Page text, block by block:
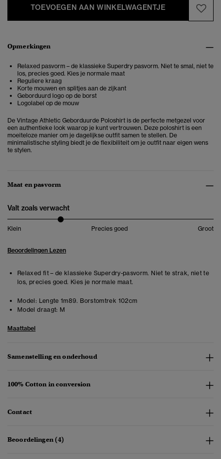
TOEVOEGEN AAN WINKELWAGENTJE
Opmerkingen
Relaxed pasvorm – de klassieke Superdry pasvorm. Niet te smal, niet te
los, precies goed. Kies je normale maat
Reguliere kraag
Korte mouwen en splitjes aan de zijkant
Geborduurd logo op de borst
Logolabel op de mouw
De Vintage Athletic Geborduurde Poloshirt is de perfecte metgezel voor
een authentieke look waarop je kunt vertrouwen. Deze poloshirt is een
moeiteloze manier om je dagelijkse outfit samen te stellen. De
minimalistische styling biedt je de flexibiliteit om je outfit naar eigen wens
te stylen.
Maat en pasvorm
Valt zoals verwacht
Klein Precies goed Groot
Beoordelingen Lezen
Relaxed fit – de klassieke Superdry-pasvorm. Niet te strak, niet te
los, precies goed. Kies je normale maat.
Model: Lengte 1m89. Borstomtrek 102cm
Model draagt: M
Maattabel
Samenstelling en onderhoud
100% Cotton in conversion
Contact
Beoordelingen (4)